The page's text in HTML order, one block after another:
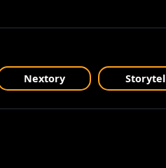
Nextory Storytel